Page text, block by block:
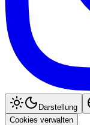
Darstellung
Cookies verwalten